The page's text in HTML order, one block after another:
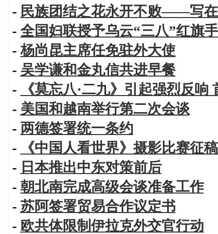
- 民族团结之花永开不败——写
- 全国妇联授予乌云“三八”红旗
-杨尚昆主席任免驻外大使
- 吴学谦和金丸信共进早餐
-
《莫忘八·二九》引起强烈反
- 美国和越南举行第二次会谈
- 两德签署统一条约
-
《中国人看世界》摄影比赛征
- 日本推出中东对策前后
- 朝北南完成高级会谈准备工作
- 苏阿签署贸易合作议定书
- 欧共体限制伊拉克外交官行动